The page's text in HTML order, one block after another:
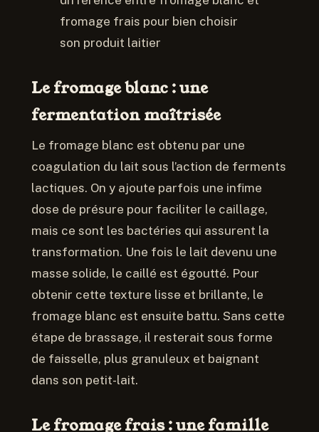
fromage frais pour bien choisir
son produit laitier
Le fromage blanc : une
fermentation maîtrisée
Le fromage blanc est obtenu par une
coagulation du lait sous l’action de ferments
lactiques. On y ajoute parfois une infime
dose de présure pour faciliter le caillage,
mais ce sont les bactéries qui assurent la
transformation. Une fois le lait devenu une
masse solide, le caillé est égoutté. Pour
obtenir cette texture lisse et brillante, le
fromage blanc est ensuite battu. Sans cette
étape de brassage, il resterait sous forme
de faisselle, plus granuleux et baignant
dans son petit-lait.
Le fromage frais : une famille